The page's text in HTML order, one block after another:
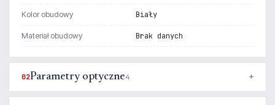
Kolor obudowy Biały
Materiał obudowy Brak danych
02Parametry optyczne4